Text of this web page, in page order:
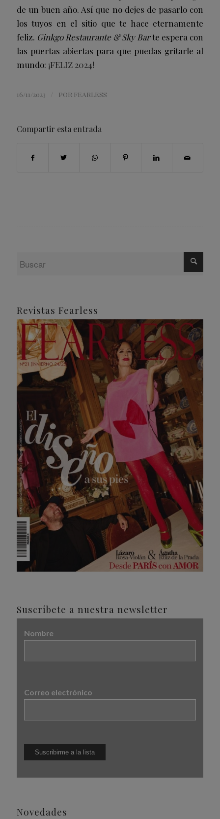
de un buen año. Así que no dejes de pasarlo con
los tuyos en el sitio que te hace eternamente
feliz. Ginkgo Restaurante & Sky Barte espera con
las puertas abiertas para que puedas gritarle al
mundo: ¡FELIZ 2024!
16/11/2023 POR FEARLESS
Compartir esta entrada
Revistas Fearless
Suscríbete a nuestra newsletter
Nombre
Correo electrónico
Novedades